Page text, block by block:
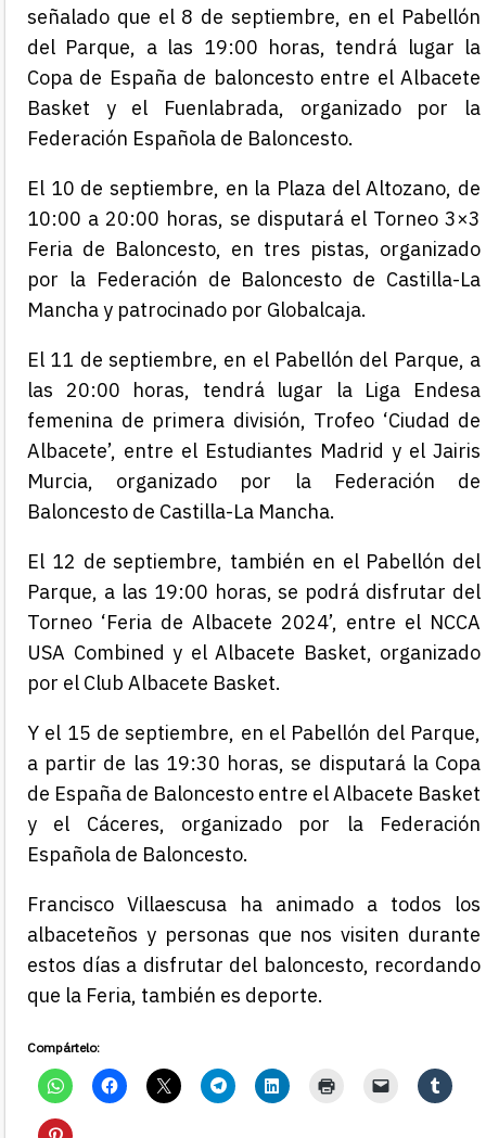
señalado que el 8 de septiembre, en el Pabellón
del Parque, a las 19:00 horas, tendrá lugar la
Copa de España de baloncesto entre el Albacete
Basket y el Fuenlabrada, organizado por la
Federación Española de Baloncesto.
El 10 de septiembre, en la Plaza del Altozano, de
10:00 a 20:00 horas, se disputará el Torneo 3×3
Feria de Baloncesto, en tres pistas, organizado
por la Federación de Baloncesto de Castilla-La
Mancha y patrocinado por Globalcaja.
El 11 de septiembre, en el Pabellón del Parque, a
las 20:00 horas, tendrá lugar la Liga Endesa
femenina de primera división, Trofeo ‘Ciudad de
Albacete’, entre el Estudiantes Madrid y el Jairis
Murcia, organizado por la Federación de
Baloncesto de Castilla-La Mancha.
El 12 de septiembre, también en el Pabellón del
Parque, a las 19:00 horas, se podrá disfrutar del
Torneo ‘Feria de Albacete 2024’, entre el NCCA
USA Combined y el Albacete Basket, organizado
por el Club Albacete Basket.
Y el 15 de septiembre, en el Pabellón del Parque,
a partir de las 19:30 horas, se disputará la Copa
de España de Baloncesto entre el Albacete Basket
y el Cáceres, organizado por la Federación
Española de Baloncesto.
Francisco Villaescusa ha animado a todos los
albaceteños y personas que nos visiten durante
estos días a disfrutar del baloncesto, recordando
que la Feria, también es deporte.
Compártelo: